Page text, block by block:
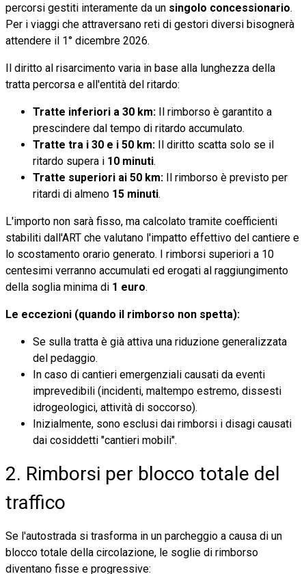
percorsi gestiti interamente da un singolo concessionario.
Per i viaggi che attraversano reti di gestori diversi bisognerà
attendere il 1° dicembre 2026.
Il diritto al risarcimento varia in base alla lunghezza della
tratta percorsa e all'entità del ritardo:
Tratte inferiori a 30 km: Il rimborso è garantito a
prescindere dal tempo di ritardo accumulato.
Tratte tra i 30 e i 50 km: Il diritto scatta solo se il
ritardo supera i 10 minuti.
Tratte superiori ai 50 km: Il rimborso è previsto per
ritardi di almeno 15 minuti.
L'importo non sarà fisso, ma calcolato tramite coefficienti
stabiliti dall'ART che valutano l'impatto effettivo del cantiere e
lo scostamento orario generato. I rimborsi superiori a 10
centesimi verranno accumulati ed erogati al raggiungimento
della soglia minima di 1 euro.
Le eccezioni (quando il rimborso non spetta):
Se sulla tratta è già attiva una riduzione generalizzata
del pedaggio.
In caso di cantieri emergenziali causati da eventi
imprevedibili (incidenti, maltempo estremo, dissesti
idrogeologici, attività di soccorso).
Inizialmente, sono esclusi dai rimborsi i disagi causati
dai cosiddetti "cantieri mobili".
2. Rimborsi per blocco totale del
traffico
Se l'autostrada si trasforma in un parcheggio a causa di un
blocco totale della circolazione, le soglie di rimborso
diventano fisse e progressive: